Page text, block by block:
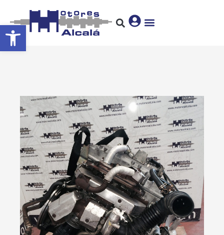
Abrir barra de herramientas